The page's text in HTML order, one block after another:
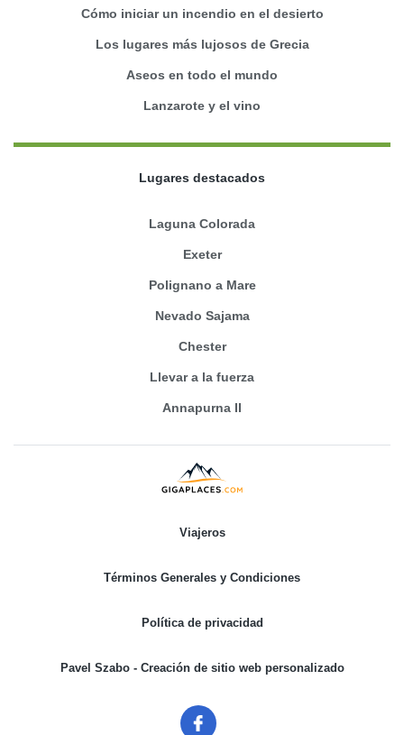
Cómo iniciar un incendio en el desierto
Los lugares más lujosos de Grecia
Aseos en todo el mundo
Lanzarote y el vino
Lugares destacados
Laguna Colorada
Exeter
Polignano a Mare
Nevado Sajama
Chester
Llevar a la fuerza
Annapurna II
Viajeros
Términos Generales y Condiciones
Política de privacidad
Pavel Szabo - Creación de sitio web personalizado